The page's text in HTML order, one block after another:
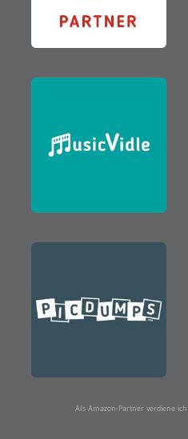
Als Amazon-Partner verdiene